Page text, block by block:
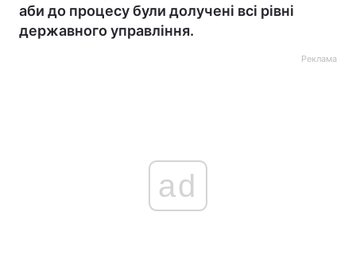
аби до процесу були долучені всі рівні
державного управління.
Реклама
ad